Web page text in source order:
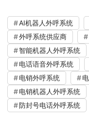
AI机器人外呼系统
外呼系统供应商
智能机器人外呼系统
电话语音外呼系统
电销外呼系统
电销机器人外呼系统
防封号电话外呼系统